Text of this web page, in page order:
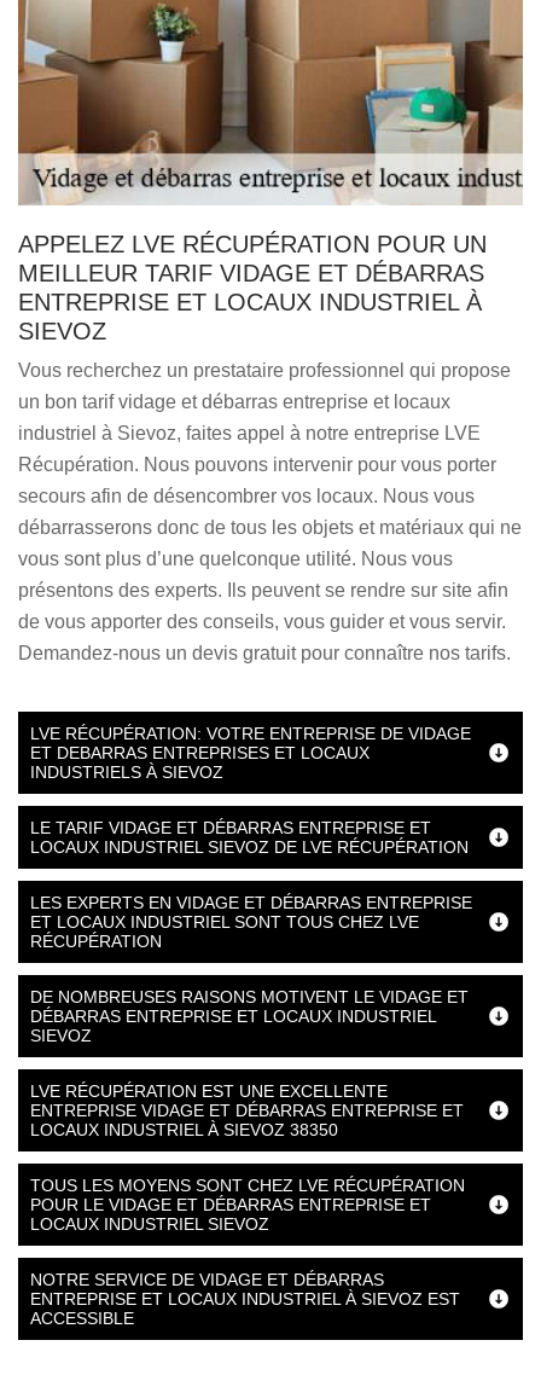
APPELEZ LVE RÉCUPÉRATION POUR UN
MEILLEUR TARIF VIDAGE ET DÉBARRAS
ENTREPRISE ET LOCAUX INDUSTRIEL À
SIEVOZ
Vous recherchez un prestataire professionnel qui propose
un bon tarif vidage et débarras entreprise et locaux
industriel à Sievoz, faites appel à notre entreprise LVE
Récupération. Nous pouvons intervenir pour vous porter
secours afin de désencombrer vos locaux. Nous vous
débarrasserons donc de tous les objets et matériaux qui ne
vous sont plus d’une quelconque utilité. Nous vous
présentons des experts. Ils peuvent se rendre sur site afin
de vous apporter des conseils, vous guider et vous servir.
Demandez-nous un devis gratuit pour connaître nos tarifs.
LVE RÉCUPÉRATION: VOTRE ENTREPRISE DE VIDAGE
ET DEBARRAS ENTREPRISES ET LOCAUX
INDUSTRIELS À SIEVOZ
LE TARIF VIDAGE ET DÉBARRAS ENTREPRISE ET
LOCAUX INDUSTRIEL SIEVOZ DE LVE RÉCUPÉRATION
LES EXPERTS EN VIDAGE ET DÉBARRAS ENTREPRISE
ET LOCAUX INDUSTRIEL SONT TOUS CHEZ LVE
RÉCUPÉRATION
DE NOMBREUSES RAISONS MOTIVENT LE VIDAGE ET
DÉBARRAS ENTREPRISE ET LOCAUX INDUSTRIEL
SIEVOZ
LVE RÉCUPÉRATION EST UNE EXCELLENTE
ENTREPRISE VIDAGE ET DÉBARRAS ENTREPRISE ET
LOCAUX INDUSTRIEL À SIEVOZ 38350
TOUS LES MOYENS SONT CHEZ LVE RÉCUPÉRATION
POUR LE VIDAGE ET DÉBARRAS ENTREPRISE ET
LOCAUX INDUSTRIEL SIEVOZ
NOTRE SERVICE DE VIDAGE ET DÉBARRAS
ENTREPRISE ET LOCAUX INDUSTRIEL À SIEVOZ EST
ACCESSIBLE